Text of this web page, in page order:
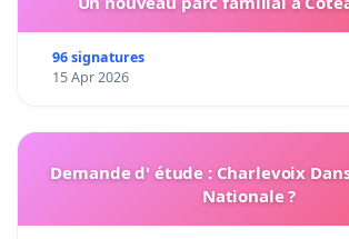
96 signatures
15 Apr 2026
Demande d' étude : Charlevoix
Nationale ?